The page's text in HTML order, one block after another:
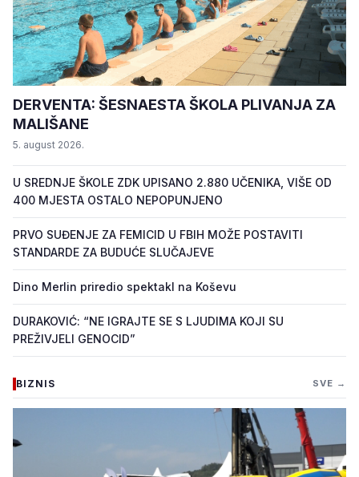
DERVENTA: ŠESNAESTA ŠKOLA PLIVANJA ZA
MALIŠANE
5. august 2026.
U SREDNJE ŠKOLE ZDK UPISANO 2.880 UČENIKA, VIŠE OD
400 MJESTA OSTALO NEPOPUNJENO
PRVO SUĐENJE ZA FEMICID U FBIH MOŽE POSTAVITI
STANDARDE ZA BUDUĆE SLUČAJEVE
Dino Merlin priredio spektakl na Koševu
DURAKOVIĆ: “NE IGRAJTE SE S LJUDIMA KOJI SU
PREŽIVJELI GENOCID”
BIZNIS SVE →